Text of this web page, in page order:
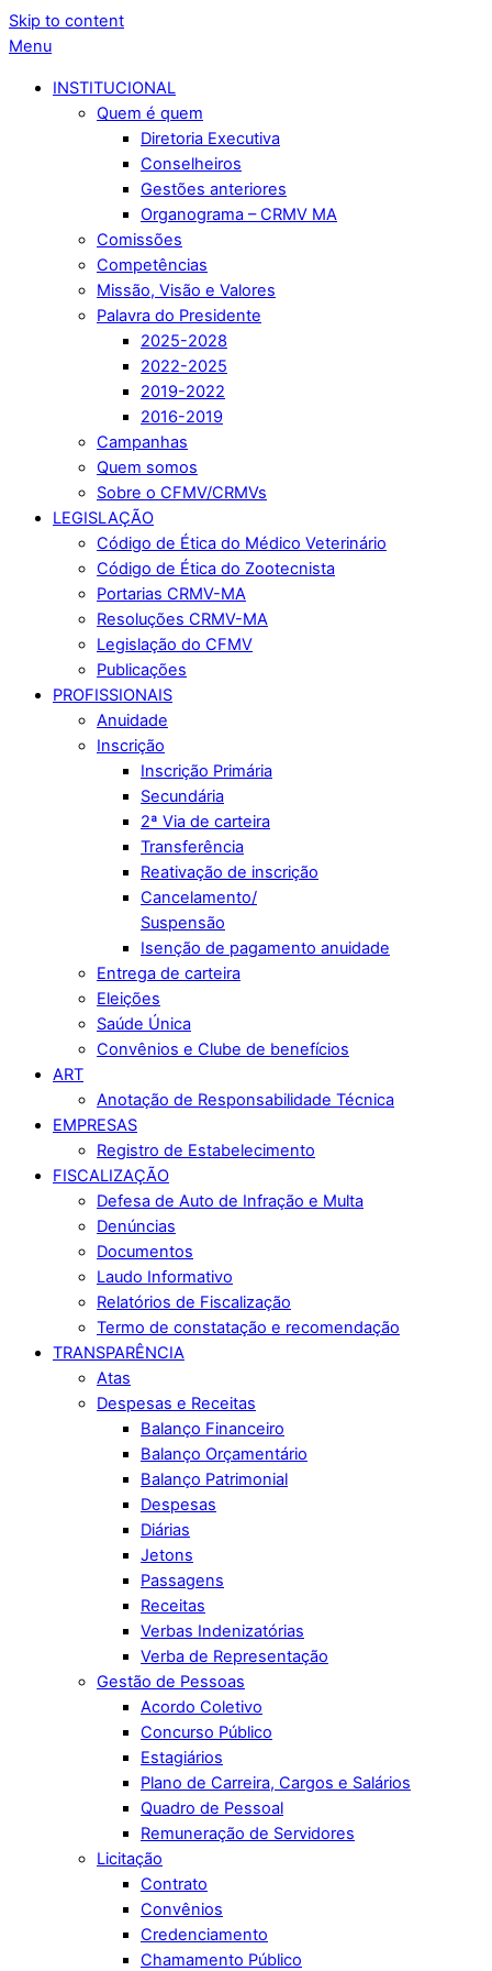
Skip to content
Menu
INSTITUCIONAL
Quem é quem
Diretoria Executiva
Conselheiros
Gestões anteriores
Organograma – CRMV MA
Comissões
Competências
Missão, Visão e Valores
Palavra do Presidente
2025-2028
2022-2025
2019-2022
2016-2019
Campanhas
Quem somos
Sobre o CFMV/CRMVs
LEGISLAÇÃO
Código de Ética do Médico Veterinário
Código de Ética do Zootecnista
Portarias CRMV-MA
Resoluções CRMV-MA
Legislação do CFMV
Publicações
PROFISSIONAIS
Anuidade
Inscrição
Inscrição Primária
Secundária
2ª Via de carteira
Transferência
Reativação de inscrição
Cancelamento/
Suspensão
Isenção de pagamento anuidade
Entrega de carteira
Eleições
Saúde Única
Convênios e Clube de benefícios
ART
Anotação de Responsabilidade Técnica
EMPRESAS
Registro de Estabelecimento
FISCALIZAÇÃO
Defesa de Auto de Infração e Multa
Denúncias
Documentos
Laudo Informativo
Relatórios de Fiscalização
Termo de constatação e recomendação
TRANSPARÊNCIA
Atas
Despesas e Receitas
Balanço Financeiro
Balanço Orçamentário
Balanço Patrimonial
Despesas
Diárias
Jetons
Passagens
Receitas
Verbas Indenizatórias
Verba de Representação
Gestão de Pessoas
Acordo Coletivo
Concurso Público
Estagiários
Plano de Carreira, Cargos e Salários
Quadro de Pessoal
Remuneração de Servidores
Licitação
Contrato
Convênios
Credenciamento
Chamamento Público